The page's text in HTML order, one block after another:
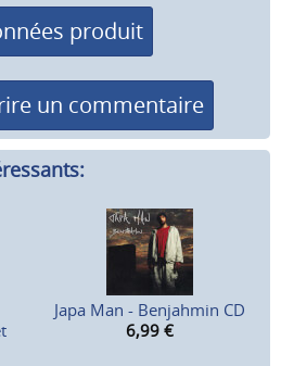
produit
un commentaire
Japa Man - Benjahmin CD
6,99 €